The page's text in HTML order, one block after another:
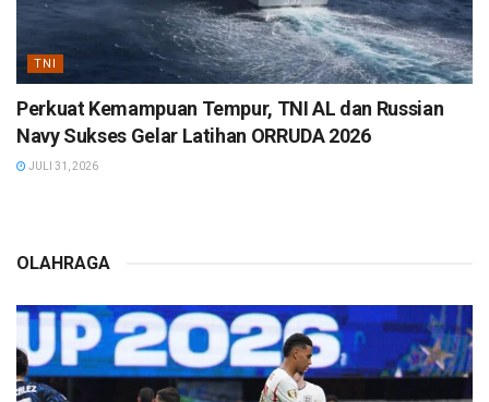
TNI
Perkuat Kemampuan Tempur, TNI AL dan Russian
Navy Sukses Gelar Latihan ORRUDA 2026
JULI 31, 2026
OLAHRAGA